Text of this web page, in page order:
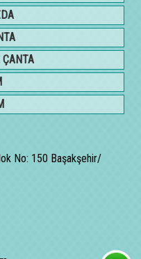
No: 150 Başakşehir/